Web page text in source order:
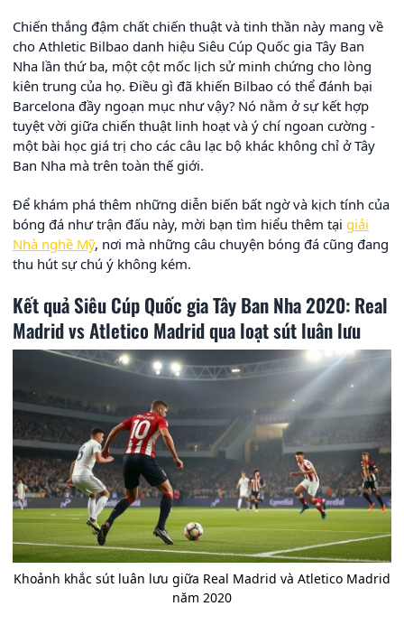
Chiến thắng đậm chất chiến thuật và tinh thần này mang về
cho Athletic Bilbao danh hiệu Siêu Cúp Quốc gia Tây Ban
Nha lần thứ ba, một cột mốc lịch sử minh chứng cho lòng
kiên trung của họ. Điều gì đã khiến Bilbao có thể đánh bại
Barcelona đầy ngoạn mục như vậy? Nó nằm ở sự kết hợp
tuyệt vời giữa chiến thuật linh hoạt và ý chí ngoan cường -
một bài học giá trị cho các câu lạc bộ khác không chỉ ở Tây
Ban Nha mà trên toàn thế giới.
Để khám phá thêm những diễn biến bất ngờ và kịch tính của
bóng đá như trận đấu này, mời bạn tìm hiểu thêm tại giải
Nhà nghề Mỹ, nơi mà những câu chuyện bóng đá cũng đang
thu hút sự chú ý không kém.
Kết quả Siêu Cúp Quốc gia Tây Ban Nha 2020: Real
Madrid vs Atletico Madrid qua loạt sút luân lưu
Khoảnh khắc sút luân lưu giữa Real Madrid và Atletico Madrid
năm 2020